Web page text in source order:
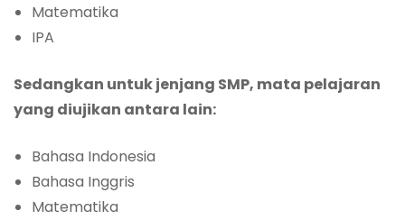
Matematika
IPA
Sedangkan untuk jenjang SMP, mata pelajaran
yang diujikan antara lain:
Bahasa Indonesia
Bahasa Inggris
Matematika